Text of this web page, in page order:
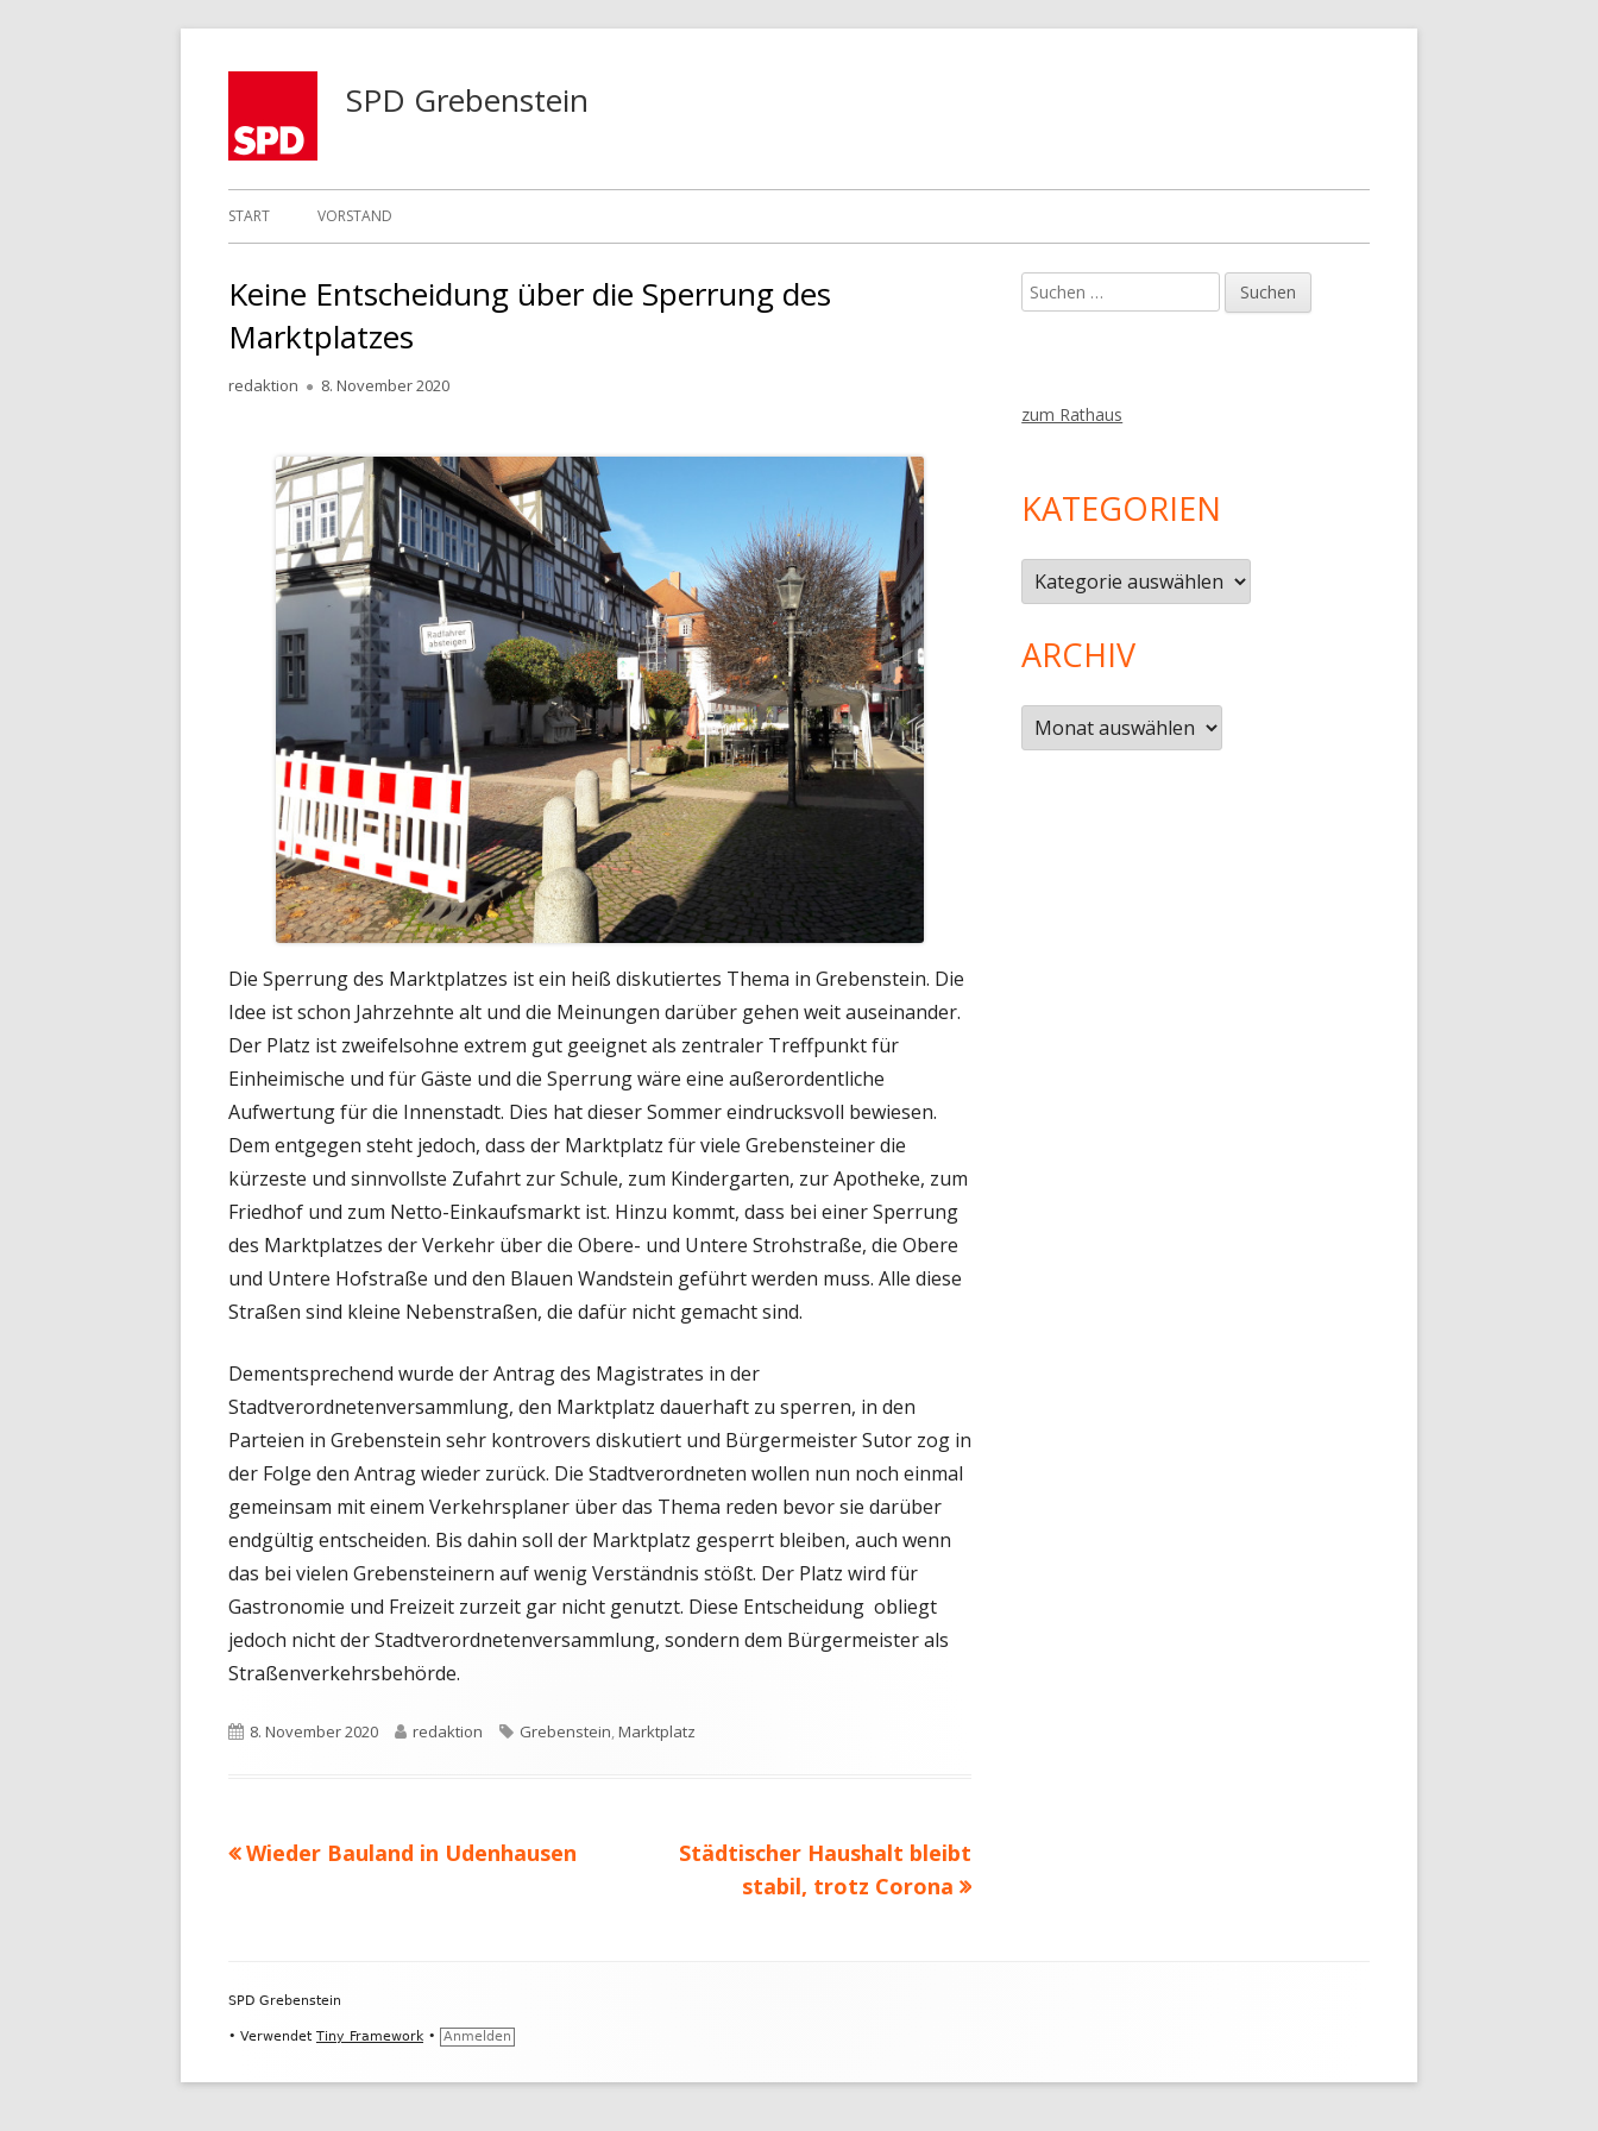
SPD Grebenstein
Primäres
START VORSTAND
Keine Entscheidung über die Sperrung des
Marktplatzes
Autor
redaktion
Veröffentlicht
8. November 2020
Die Sperrung des Marktplatzes ist ein heiß diskutiertes Thema in Grebenstein. Die
Idee ist schon Jahrzehnte alt und die Meinungen darüber gehen weit auseinander.
Der Platz ist zweifelsohne extrem gut geeignet als zentraler Treffpunkt für
Einheimische und für Gäste und die Sperrung wäre eine außerordentliche
Aufwertung für die Innenstadt. Dies hat dieser Sommer eindrucksvoll bewiesen.
Dem entgegen steht jedoch, dass der Marktplatz für viele Grebensteiner die
kürzeste und sinnvollste Zufahrt zur Schule, zum Kindergarten, zur Apotheke, zum
Friedhof und zum Netto-Einkaufsmarkt ist. Hinzu kommt, dass bei einer Sperrung
des Marktplatzes der Verkehr über die Obere- und Untere Strohstraße, die Obere
und Untere Hofstraße und den Blauen Wandstein geführt werden muss. Alle diese
Straßen sind kleine Nebenstraßen, die dafür nicht gemacht sind.
Dementsprechend wurde der Antrag des Magistrates in der
Stadtverordnetenversammlung, den Marktplatz dauerhaft zu sperren, in den
Parteien in Grebenstein sehr kontrovers diskutiert und Bürgermeister Sutor zog in
der Folge den Antrag wieder zurück. Die Stadtverordneten wollen nun noch einmal
gemeinsam mit einem Verkehrsplaner über das Thema reden bevor sie darüber
endgültig entscheiden. Bis dahin soll der Marktplatz gesperrt bleiben, auch wenn
das bei vielen Grebensteinern auf wenig Verständnis stößt. Der Platz wird für
Gastronomie und Freizeit zurzeit gar nicht genutzt. Diese Entscheidung obliegt
jedoch nicht der Stadtverordnetenversammlung, sondern dem Bürgermeister als
Straßenverkehrsbehörde.
Veröffentlicht
8. November 2020 Autor
redaktion Schlagwörter
Grebenstein,Marktplatz
Beitragsnavigation
Vorheriger
Wieder Bauland in Udenhausen
Nächster
Beitrag
Städtischer Haushalt bleibt
stabil, trotz Corona
Haupt-
Suchen
nach:
zum Rathaus
KATEGORIEN
Kategorien
ARCHIV
Archiv
Inhalt
SPD Grebenstein
• Verwendet Tiny Framework • Anmelden